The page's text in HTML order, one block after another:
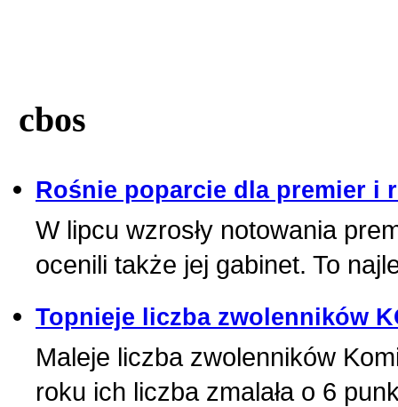
cbos
Rośnie poparcie dla premier i
W lipcu wzrosły notowania
ocenili także jej gabinet. To
Topnieje liczba zwolenników
Maleje liczba zwolenników
roku ich liczba zmalała o 6